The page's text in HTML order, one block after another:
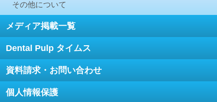
その他について
メディア掲載一覧
Dental Pulp タイムス
資料請求・お問い合わせ
個人情報保護